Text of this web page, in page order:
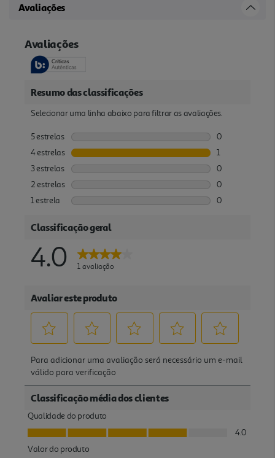
Avaliações